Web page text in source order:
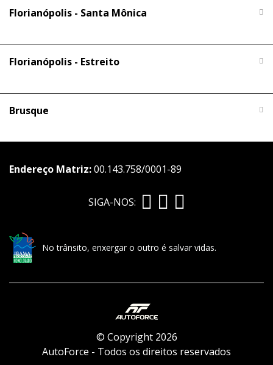
Florianópolis - Santa Mônica
Florianópolis - Estreito
Brusque
Endereço Matriz:00.143.758/0001-89
SIGA-NOS:
No trânsito, enxergar o outro é salvar vidas.
© Copyright 2026
AutoForce - Todos os direitos reservados